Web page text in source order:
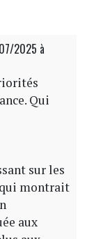
2025 à
Qui
sur les
montrait
aux